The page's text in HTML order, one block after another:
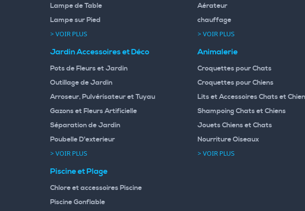
Lampe de Table
Lampe sur Pied
> VOIR PLUS
Aérateur
chauffage
> VOIR PLUS
Jardin Accessoires et Déco
Pots de Fleurs et Jardin
Outillage de Jardin
Arroseur, Pulvérisateur et Tuyau
Gazons et Fleurs Artificielle
Séparation de Jardin
Poubelle D'exterieur
> VOIR PLUS
Animalerie
Croquettes pour Chats
Croquettes pour Chiens
Lits et Accessoires Chats et
Shampoing Chats et Chiens
Jouets Chiens et Chats
Nourriture Oiseaux
> VOIR PLUS
Piscine et Plage
Chlore et accessoires Piscine
Piscine Gonflable